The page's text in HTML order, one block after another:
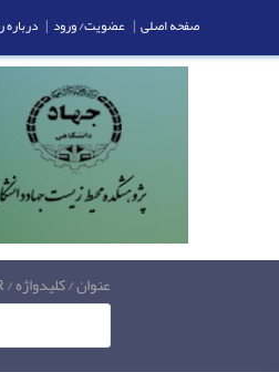
عنوان / کلیدواژه / DOI / DOR
صفحه اصلی | عضویت/ ورود |